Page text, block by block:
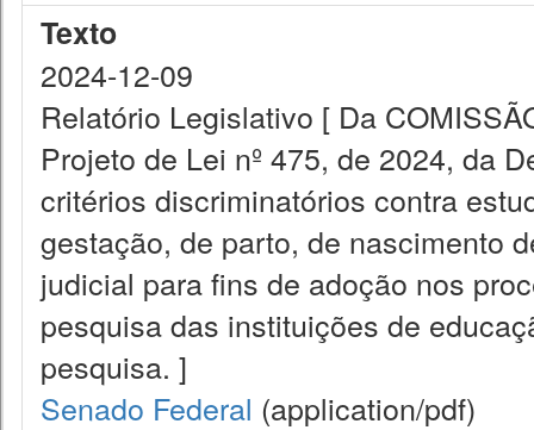
Texto
2024-12-09
Relatório Legislativo [ Da
Projeto de Lei nº 475, de 2024, da
critérios discriminatórios contra
gestação, de parto, de nascimento
judicial para fins de adoção nos
pesquisa das instituições de
pesquisa. ]
Senado Federal (application/pdf)